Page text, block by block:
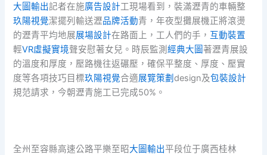
大圖輸出記者在施廣告設計工現場看到，裝滿瀝青的車輛整
玖陽視覺潔擺列輸送瀝品牌活動青，年夜型攤展機正將滾燙
的瀝青平均地展展場設計在路面上，工人們的手， 互動裝置
輕VR虛擬實境聲安慰著女兒。時辰監測經典大圖 著瀝青展設
的溫度和厚度，壓路機往返碾壓，確保平整度、厚度、壓實
度等各項技巧目標玖陽視覺合適展覽策劃design及包裝設計
規范請求，今朝瀝青施工已完成50%。
全州至容縣高速公路平樂至昭大圖輸出平段位于廣西桂林